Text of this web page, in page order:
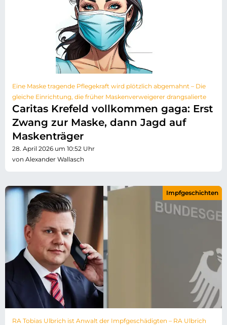
Eine Maske tragende Pflegekraft wird plötzlich abgemahnt – Die
gleiche Einrichtung, die früher Maskenverweigerer drangsalierte
Caritas Krefeld vollkommen gaga: Erst
Zwang zur Maske, dann Jagd auf
Maskenträger
28. April 2026 um 10:52 Uhr
von Alexander Wallasch
RA Tobias Ulbrich ist Anwalt der Impfgeschädigten – RA Ulbrich
Impfgeschichten